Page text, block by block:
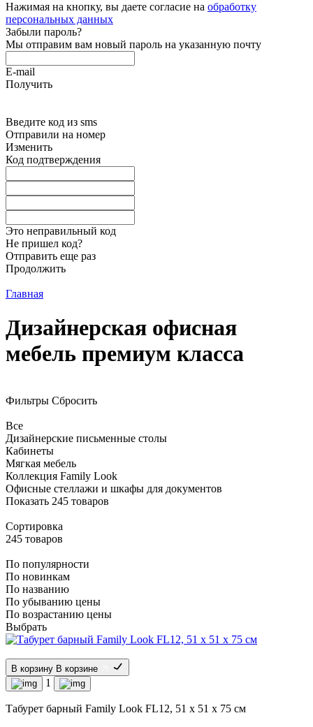
Нажимая на кнопку, вы даете согласие на обработку
персональных данных
Забыли пароль?
Мы отправим вам новый пароль на указанную почту
E-mail
Получить
Введите код из sms
Отправили на номер
Изменить
Код подтверждения
Это неправильный код
Не пришел код?
Отправить еще раз
Продолжить
Главная
Дизайнерская офисная
мебель премиум класса
Фильтры Сбросить
Все
Дизайнерские письменные столы
Кабинеты
Мягкая мебель
Коллекция Family Look
Офисные стеллажи и шкафы для документов
Показать 245 товаров
Сортировка
245 товаров
По популярности
По новинкам
По названию
По убыванию цены
По возрастанию цены
Выбрать
В корзину В корзине
1
Табурет барный Family Look FL12, 51 x 51 x 75 см